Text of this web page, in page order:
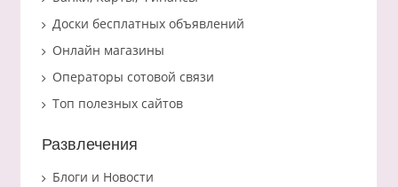
Доски бесплатных объявлений
Онлайн магазины
Операторы сотовой связи
Топ полезных сайтов
Развлечения
Блоги и Новости